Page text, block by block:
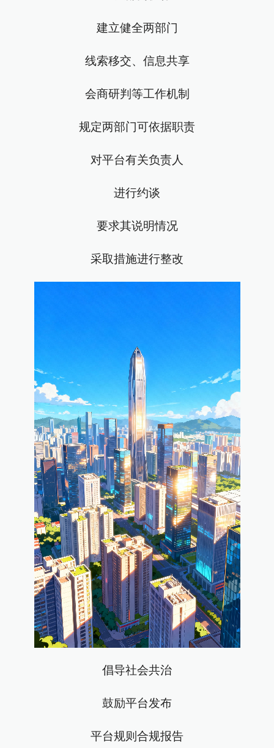
建立健全两部门
线索移交、信息共享
会商研判等工作机制
规定两部门可依据职责
对平台有关负责人
进行约谈
要求其说明情况
采取措施进行整改
倡导社会共治
鼓励平台发布
平台规则合规报告